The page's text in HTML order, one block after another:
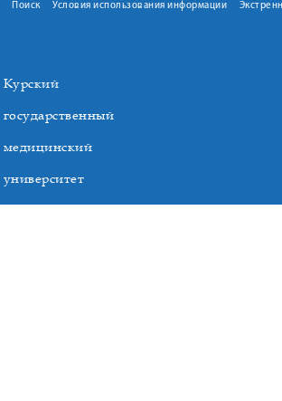
Поиск Условия использования информации
Курский
государственный
медицинский
университет